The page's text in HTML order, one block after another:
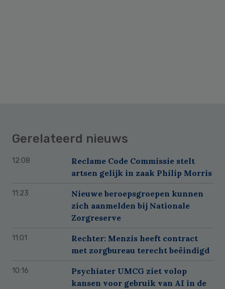
Gerelateerd nieuws
12:08
Reclame Code Commissie stelt
artsen gelijk in zaak Philip Morris
11:23
Nieuwe beroepsgroepen kunnen
zich aanmelden bij Nationale
Zorgreserve
11:01
Rechter: Menzis heeft contract
met zorgbureau terecht beëindigd
10:16
Psychiater UMCG ziet volop
kansen voor gebruik van AI in de